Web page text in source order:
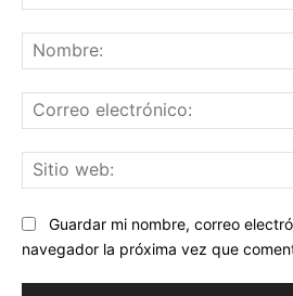
Guardar mi nombre, correo
navegador la próxima vez que